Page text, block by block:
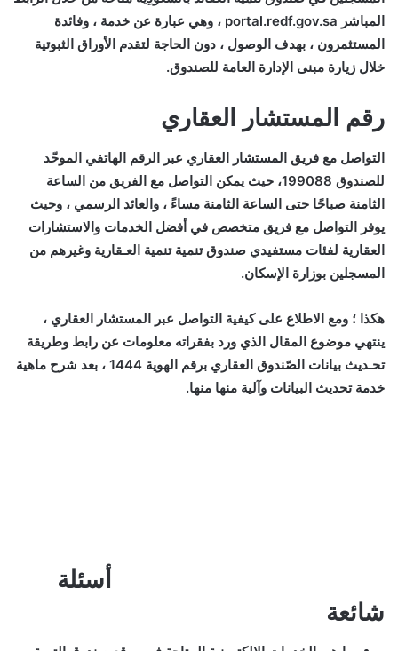
المباشر portal.redf.gov.sa ، وهي عبارة عن خدمة ، وفائدة
المستثمرون ، بهدف الوصول ، دون الحاجة لتقدم الأوراق الثبوتية
خلال زيارة مبنى الإدارة العامة للصندوق.
رقم المستشار العقاري
التواصل مع فريق المستشار العقاري عبر الرقم الهاتفي الموحّد
للصندوق 199088، حيث يمكن التواصل مع الفريق من الساعة
الثامنة صباحًا حتى الساعة الثامنة مساءً ، والعائد الرسمي ، وحيث
يوفر التواصل مع فريق متخصص في أفضل الخدمات والاستشارات
العقارية لفئات مستفيدي صندوق تنمية تنمية العـقارية وغيرهم من
المسجلين بوزارة الإسكان.
هكذا ؛ ومع الاطلاع على كيفية التواصل عبر المستشار العقاري ،
ينتهي موضوع المقال الذي ورد بفقراته معلومات عن رابط وطريقة
تحـديث بيانات الصّندوق العقاري برقم الهوية 1444 ،
بعد شرح ماهية
خدمة تحديث البيانات وآلية منها منها.
أسئلة
شائعة